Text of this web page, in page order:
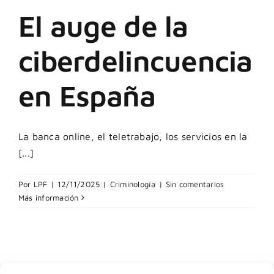
El auge de la
ciberdelincuencia
en España
La banca online, el teletrabajo, los servicios en la
[...]
Por LPF | 12/11/2025 | Criminología | Sin comentarios
Más información